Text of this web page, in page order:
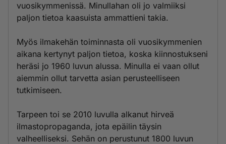
vuosikymmenissä. Minullahan oli jo valmiiksi
paljon tietoa kaasuista ammattieni takia.
Myös ilmakehän toiminnasta oli vuosikymmenien
aikana kertynyt paljon tietoa, koska kiinnostukseni
heräsi jo 1960 luvun alussa. Minulla ei vaan ollut
aiemmin ollut tarvetta asian perusteelliseen
tutkimiseen.
Tarpeen toi se 2010 luvulla alkanut hirveä
ilmastopropaganda, jota epäilin täysin
valheelliseksi. Sehän on perustunut 1800 luvun